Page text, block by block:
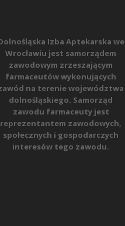
Izba Aptekarska we
Wrocławiu jest samorządem
zawodowym zrzeszającym
farmaceutów wykonujących
na terenie województwa
dolnośląskiego. Samorząd
zawodu farmaceuty jest
reprezentantem zawodowych,
społecznych i gospodarczych
interesów tego zawodu.